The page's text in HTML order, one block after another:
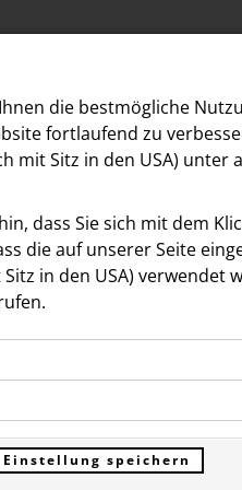
Vöslauer
die best­mögliche
fortlaufend zu
mit Sitz in den USA) unter
dass Sie sich mit dem
die auf unserer Seite
in den USA) verwendet
Funktionen und sind für
Diese Cookies
Dritten übermittelt.
Diese Informationen
nutzen.
Einstellung speichern